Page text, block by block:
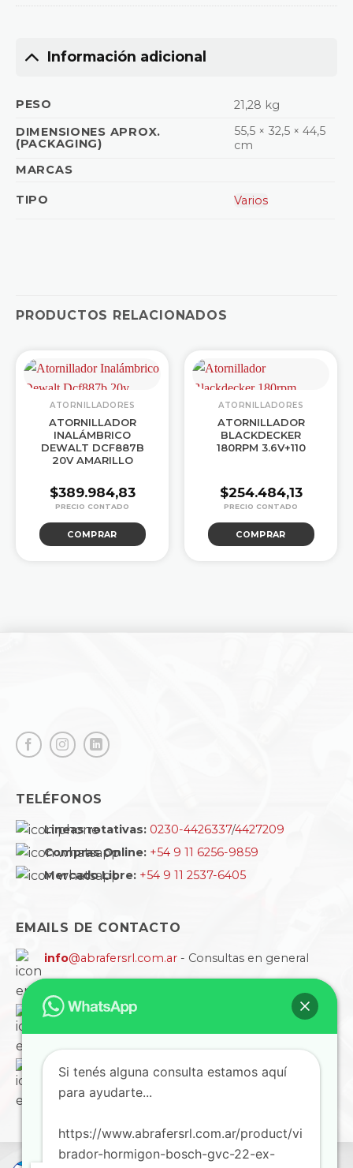
Información adicional
PESO
21,28 kg
DIMENSIONES APROX.
(PACKAGING)
55,5 × 32,5 × 44,5
cm
MARCAS
TIPO Varios
PRODUCTOS RELACIONADOS
ATORNILLADORES
ATORNILLADOR
INALÁMBRICO
DEWALT DCF887B
20V AMARILLO
$389.984,83
COMPRAR
ATORNILLADORES
ATORNILLADOR
BLACKDECKER
180RPM 3.6V+110
$254.484,13
COMPRAR
TELÉFONOS
Lineas rotativas: 0230-4426337/4427209
Compras Online: +54 9 11 6256-9859
Mercado Libre: +54 9 11 2537-6405
EMAILS DE CONTACTO
info@abrafersrl.com.ar - Consultas en general
ventas@abrafersrl.com.ar - Atención a empresas
cobranzas @abrafersrl.com.ar- Cuentas, informes
y comprobantes
Si tenés alguna consulta estamos aquí
para ayudarte...
https://www.abrafersrl.com.ar/product/vi
brador-hormigon-bosch-gvc-22-ex-